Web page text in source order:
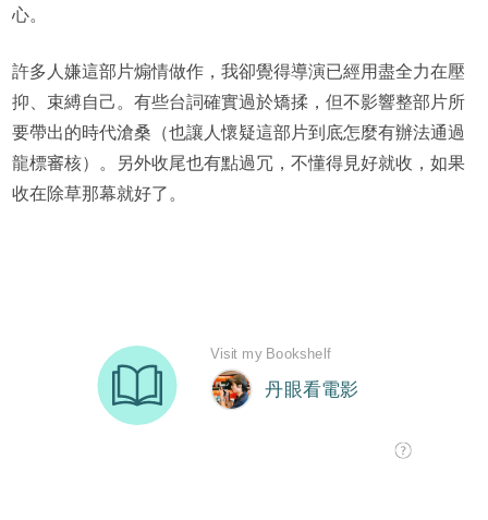
心。
許多人嫌這部片煽情做作，我卻覺得導演已經用盡全力在壓
抑、束縛自己。有些台詞確實過於矯揉，但不影響整部片所
要帶出的時代滄桑（也讓人懷疑這部片到底怎麼有辦法通過
龍標審核）。另外收尾也有點過冗，不懂得見好就收，如果
收在除草那幕就好了。